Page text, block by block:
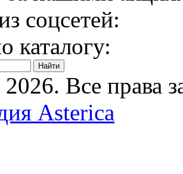
соцсетей:
каталогу:
2026. Все права
Asterica